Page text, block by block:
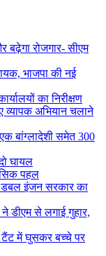
बढ़ेगा रोजगार- सीएम
भाजपा की नई
का निरीक्षण
व्यापक अभियान चलाने
बांग्लादेशी समेत 300
घायल
पहल
डबल इंजन सरकार का
डीएम से लगाई गुहार,
टैंट में घुसकर बच्चे पर